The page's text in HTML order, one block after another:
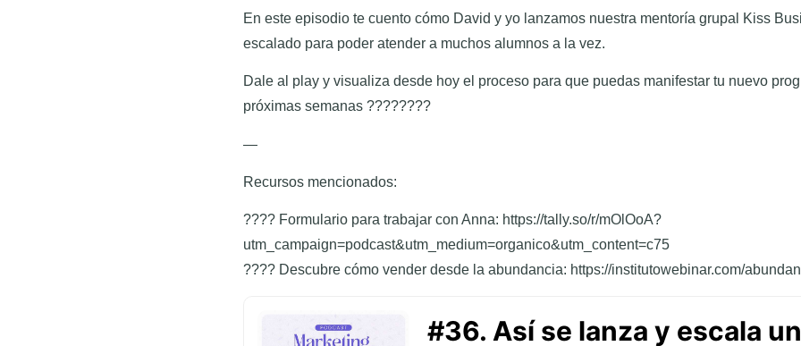
En este episodio te cuento cómo David y yo lanzamos nuestra mentoría grupal Kiss
escalado para poder atender a muchos alumnos a la vez.
Dale al play y visualiza desde hoy el proceso para que puedas manifestar tu nuevo
próximas semanas ????????
—
Recursos mencionados:
???? Formulario para trabajar con Anna: https://tally.so/r/mOlOoA?
utm_campaign=podcast&utm_medium=organico&utm_content=c75
???? Descubre cómo vender desde la abundancia: https://institutowebinar.com/